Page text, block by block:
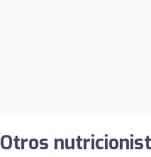
Otros